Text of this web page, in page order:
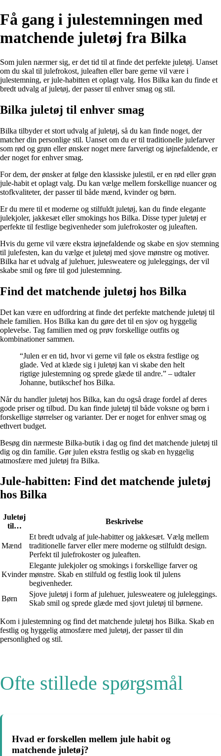
Få gang i julestemningen med
matchende juletøj fra Bilka
Som julen nærmer sig, er det tid til at finde det perfekte juletøj. Uanset
om du skal til julefrokost, juleaften eller bare gerne vil være i
julestemning, er jule-habitten et oplagt valg. Hos Bilka kan du finde et
bredt udvalg af juletøj, der passer til enhver smag og stil.
Bilka juletøj til enhver smag
Bilka tilbyder et stort udvalg af juletøj, så du kan finde noget, der
matcher din personlige stil. Uanset om du er til traditionelle julefarver
som rød og grøn eller ønsker noget mere farverigt og iøjnefaldende, er
der noget for enhver smag.
For dem, der ønsker at følge den klassiske julestil, er en rød eller grøn
jule-habit et oplagt valg. Du kan vælge mellem forskellige nuancer og
stofkvaliteter, der passer til både mænd, kvinder og børn.
Er du mere til et moderne og stilfuldt juletøj, kan du finde elegante
julekjoler, jakkesæt eller smokings hos Bilka. Disse typer juletøj er
perfekte til festlige begivenheder som julefrokoster og juleaften.
Hvis du gerne vil være ekstra iøjnefaldende og skabe en sjov stemning
til julefesten, kan du vælge et juletøj med sjove mønstre og motiver.
Bilka har et udvalg af julehuer, julesweatere og juleleggings, der vil
skabe smil og føre til god julestemning.
Find det matchende juletøj hos Bilka
Det kan være en udfordring at finde det perfekte matchende juletøj til
hele familien. Hos Bilka kan du gøre det til en sjov og hyggelig
oplevelse. Tag familien med og prøv forskellige outfits og
kombinationer sammen.
“Julen er en tid, hvor vi gerne vil føle os ekstra festlige og
glade. Ved at klæde sig i juletøj kan vi skabe den helt
rigtige julestemning og sprede glæde til andre.” – udtaler
Johanne, butikschef hos Bilka.
Når du handler juletøj hos Bilka, kan du også drage fordel af deres
gode priser og tilbud. Du kan finde juletøj til både voksne og børn i
forskellige størrelser og varianter. Der er noget for enhver smag og
ethvert budget.
Besøg din nærmeste Bilka-butik i dag og find det matchende juletøj til
dig og din familie. Gør julen ekstra festlig og skab en hyggelig
atmosfære med juletøj fra Bilka.
Jule-habitten: Find det matchende juletøj
hos Bilka
Juletøj
til…
Beskrivelse
Mænd
Et bredt udvalg af jule-habitter og jakkesæt. Vælg mellem
traditionelle farver eller mere moderne og stilfuldt design.
Perfekt til julefrokoster og juleaften.
Kvinder
Elegante julekjoler og smokings i forskellige farver og
mønstre. Skab en stilfuld og festlig look til julens
begivenheder.
Børn
Sjove juletøj i form af julehuer, julesweatere og juleleggings.
Skab smil og sprede glæde med sjovt juletøj til børnene.
Kom i julestemning og find det matchende juletøj hos Bilka. Skab en
festlig og hyggelig atmosfære med juletøj, der passer til din
personlighed og stil.
Ofte stillede spørgsmål
Hvad er forskellen mellem jule habit og
matchende juletøj?